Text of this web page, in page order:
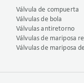
Válvula de compuerta
Válvulas de bola
Válvulas antiretorno
Válvulas de mariposa
Válvulas de mariposa